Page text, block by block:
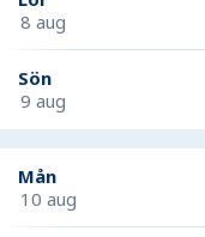
8 aug
Sön
9 aug
Mån
10 aug